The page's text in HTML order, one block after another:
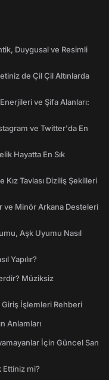
Duygusal ve Resimli
de Çil Çil Altınlarda
ve Şifa Alanları:
ve Twitter'da En
Hayatta En Sık
Kız Tavlası Diziliş Şekilleri
ve Minör Arkana Desteleri
Aşk Uyumu Nasıl
Yapılır?
Müziksiz
Giriş İşlemleri Rehberi
Anlamları
İçin Güncel San
mi?